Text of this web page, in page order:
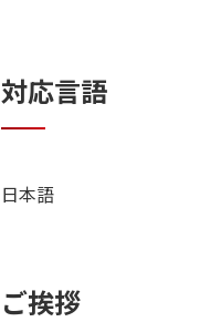
対応言語
日本語
ご挨拶